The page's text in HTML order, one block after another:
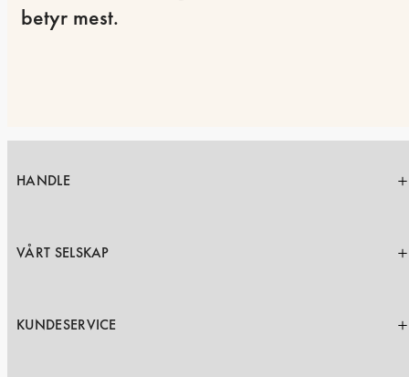
betyr mest.
HANDLE
VÅRT SELSKAP
KUNDESERVICE